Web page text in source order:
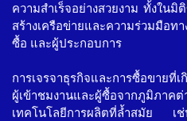
ความสำเร็จอย่างสวยงาม ทั้งในมิ
สร้างเครือข่ายและความร่วมมือ
ซื้อ และผู้ประกอบการ
การเจรจาธุรกิจและการซื้อขายที่
ผู้เข้าชมงานและผู้ซื้อจากภูมิภาค
เทคโนโลยีการผลิตที่ล้ำสมัย